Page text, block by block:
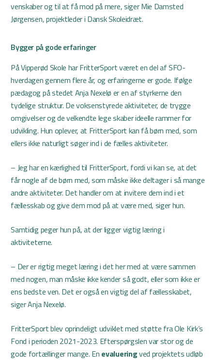
venskaber og til at få mod på mere, siger Mie Damsted
Jørgensen, projektleder i Dansk Skoleidræt.
Bygger på gode erfaringer
På Vipperød Skole har FritterSport været en del af SFO-
hverdagen gennem flere år, og erfaringerne er gode. Ifølge
pædagog på stedet Anja Nexelø er en af styrkerne den
tydelige struktur. De voksenstyrede aktiviteter, de trygge
omgivelser og de velkendte lege skaber ideelle rammer for
udvikling. Hun oplever, at FritterSport kan få børn med, som
ellers ikke naturligt søger ind i de fælles aktiviteter.
– Jeg har en kærlighed til FritterSport, fordi vi kan se, at det
får nogle af de børn med, som måske ikke deltager i så mange
andre aktiviteter. Det handler om at invitere dem ind i et
fællesskab og give dem mod på at være med, siger hun.
Samtidig peger hun på, at der ligger vigtig læring i
aktiviteterne.
– Der er rigtig meget læring i det her med at være sammen
med nogen, man måske ikke kender så godt, eller som ikke er
ens bedste ven. Det er også en vigtig del af fællesskabet,
siger Anja Nexelø.
FritterSport blev oprindeligt udviklet med støtte fra Ole Kirk’s
Fond i perioden 2021-2023. Efterspørgslen var stor og de
gode fortællinger mange. En evalueringved projektets udløb